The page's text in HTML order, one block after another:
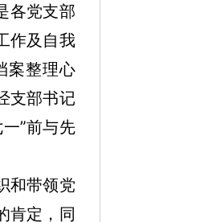
各党支部
作及自我
案整理心
支部书记
”前与先
和带领党
肯定，同